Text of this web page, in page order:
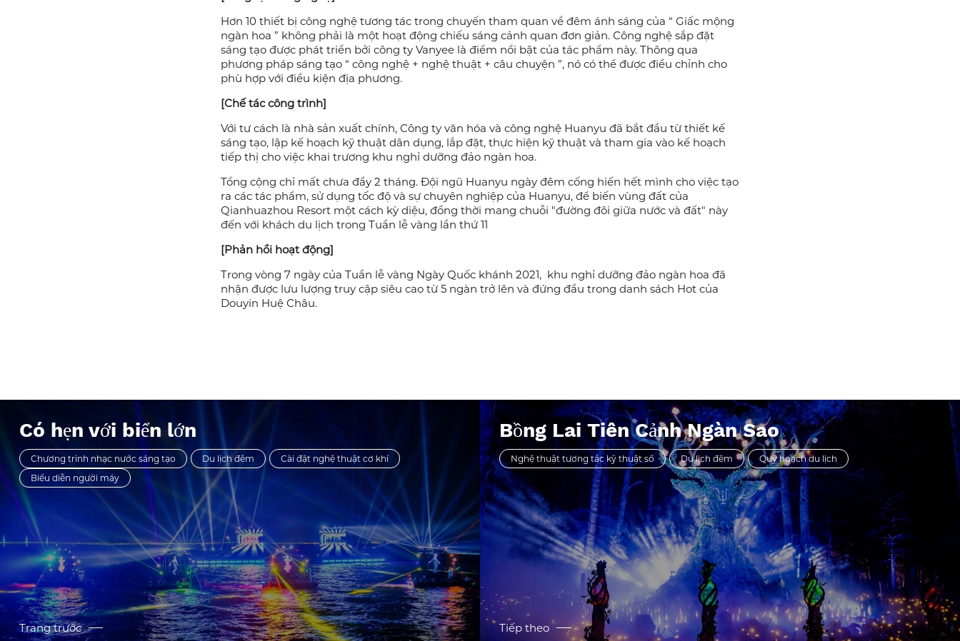
[Kế hoạch thiết kế ]
Là chuyến du lịch đêm giả tưởng trải nghiệm hai dòng nước và đường bộ đầu tiên ở Vùng vịnh
lớn Greater, đường chơi được chia thành trải nghiệm du thuyền trên mặt nước và trải nghiệm đi
bộ trên cạn, với tổng chiều dài khoảng 3 km, tổng cộng 22 cảnh câu chuyện, đa chiều, đa giác
quan, đa tương tác cho chuyến tham quan.
[Sáng tạo công nghệ]
Hơn 10 thiết bị công nghệ tương tác trong chuyến tham quan về đêm ánh sáng của “ Giấc mộng
ngàn hoa ” không phải là một hoạt động chiếu sáng cảnh quan đơn giản. Công nghệ sắp đặt
sáng tạo được phát triển bởi công ty Vanyee là điểm nổi bật của tác phẩm này. Thông qua
phương pháp sáng tạo “ công nghệ + nghệ thuật + câu chuyện ”, nó có thể được điều chỉnh cho
phù hợp với điều kiện địa phương.
[Chế tác công trình]
Với tư cách là nhà sản xuất chính, Công ty văn hóa và công nghệ Huanyu đã bắt đầu từ thiết kế
sáng tạo, lập kế hoạch kỹ thuật dân dụng, lắp đặt, thực hiện kỹ thuật và tham gia vào kế hoạch
tiếp thị cho việc khai trương khu nghỉ dưỡng đảo ngàn hoa.
Tổng cộng chỉ mất chưa đầy 2 tháng. Đội ngũ Huanyu ngày đêm cống hiến hết mình cho việc tạo
ra các tác phẩm, sử dụng tốc độ và sự chuyên nghiệp của Huanyu, để biến vùng đất của
nhận được lưu lượng truy cập siêu cao từ 5 ngàn trở lên và đứng đầu trong danh sách Hot của
Douyin Huệ Châu.
Có hẹn với biển lớn
Chương trình nhạc nước sáng tạo Du lịch đêm
Cài đặt nghệ thuật cơ khí
Biểu diễn người máy
Bồng Lai Tiên Cảnh Ngàn Sao
Nghệ thuật tương tác kỹ thuật số Du lịch đêm Quy hoạch du lịch